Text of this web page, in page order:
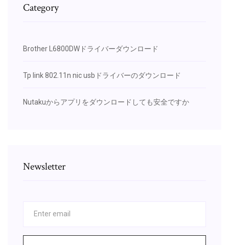
Category
Brother L6800DWドライバーダウンロード
Tp link 802.11n nic usbドライバーのダウンロード
Nutakuからアプリをダウンロードしても安全ですか
Newsletter